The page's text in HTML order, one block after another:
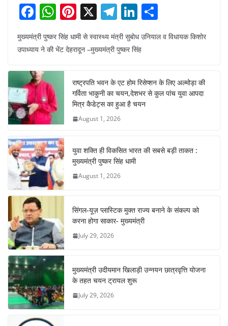
F
a
c
b
o
o
k
W
h
at
A
p
p
Pi
nt
er
e
st
X T
el
e
gr
a
m
Li
n
k
dI
n
ar
मुख्यमंत्री पुष्कर सिंह धामी से स्वास्थ्य मंत्री सुबोध उनियाल व विधायक किशोर
उपाध्याय ने की भेंट देहरादून –मुख्यमंत्री पुष्कर सिंह
राष्ट्रपति भवन के एट होम रिसेप्शन के लिए अल्मोड़ा की
गर्विता भाकुनी का चयन,देशभर से कुल पांच युवा आपदा
मित्र कैडेट्स का हुआ है चयन
August 1, 2026
युवा शक्ति ही विकसित भारत की सबसे बड़ी ताकत :
मुख्यमंत्री पुष्कर सिंह धामी
August 1, 2026
सिंगल-यूज़ प्लास्टिक मुक्त राज्य बनाने के संकल्प को
करना होगा साकार- मुख्यमंत्री
July 29, 2026
मुख्यमंत्री उदीयमान खिलाड़ी उन्नयन छात्रवृत्ति योजना
के तहत चयन ट्रायल शुरू
July 29, 2026